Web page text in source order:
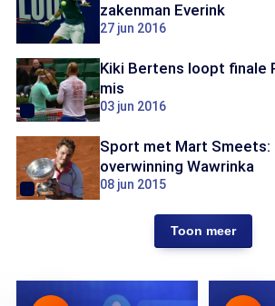
zakenman Everink
27 jun 2016
Kiki Bertens loopt finale
mis
03 jun 2016
Sport met Mart
overwinning Wawrinka
08 jun 2015
Toon meer